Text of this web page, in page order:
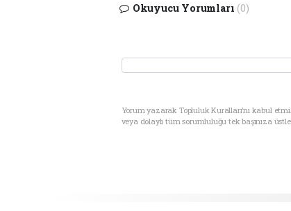
Okuyucu Yorumları (0)
Yorum yazarak Topluluk Kuralları’nı kabul
veya dolaylı tüm sorumluluğu tek başınıza